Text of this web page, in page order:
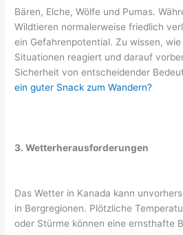
Bären, Elche, Wölfe und Pumas.
Wildtieren normalerweise friedlich
ein Gefahrenpotential. Zu wissen,
Situationen reagiert und darauf
Sicherheit von entscheidender
ein guter Snack zum Wandern?
3. Wetterherausforderungen
Das Wetter in Kanada kann
in Bergregionen. Plötzliche
oder Stürme können eine ernsthafte